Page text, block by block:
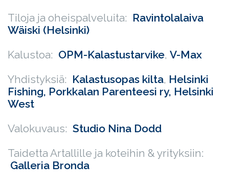
Tiloja ja oheispalveluita: Ravintolalaiva
Wäiski (Helsinki)
Kalustoa: OPM-Kalastustarvike, V-Max
Yhdistyksiä: Kalastusopas kilta, Helsinki
Fishing, Porkkalan Parenteesi ry, Helsinki
West
Valokuvaus: Studio Nina Dodd
Taidetta Artallille ja koteihin & yrityksiin:
Galleria Bronda